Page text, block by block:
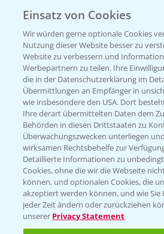
Beratung auf WhatsApp
T.+49 (0)174 346 564 1
KONTAKT
Hilfe in Notfällen
T.+49 (0)214/30-20220
Folgen Sie
Einsatz von Cookies
Wir würden gerne optionale Cookies
Nutzung dieser Website besser zu
Website zu verbessern und
Werbepartnern zu teilen. Ihre
die in der Datenschutzerklärung im
Übermittlungen an Empfänger in
wie insbesondere den USA. Dort
Ihre derart übermittelten Daten dem
Behörden in diesen Drittstaaten zu
Überwachungszwecken unterliegen
wirksamen Rechtsbehelfe zur
Detaillierte Informationen zu
Cookies, ohne die wir die Webseite
können, und optionalen Cookies, die
akzeptiert werden können, und wie Sie
jeder Zeit ändern oder zurückziehen
unserer Privacy Statement